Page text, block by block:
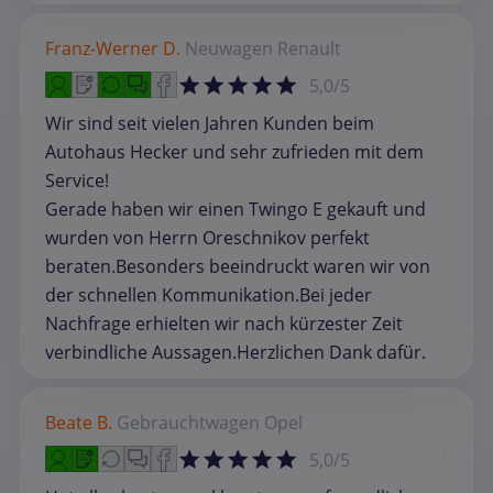
Franz-Werner D. Neuwagen Renault
5,0/5
Wir sind seit vielen Jahren Kunden beim
Autohaus Hecker und sehr zufrieden mit dem
Service!
Gerade haben wir einen Twingo E gekauft und
wurden von Herrn Oreschnikov perfekt
beraten.Besonders beeindruckt waren wir von
der schnellen Kommunikation.Bei jeder
Nachfrage erhielten wir nach kürzester Zeit
verbindliche Aussagen.Herzlichen Dank dafür.
Beate B. Gebrauchtwagen Opel
5,0/5